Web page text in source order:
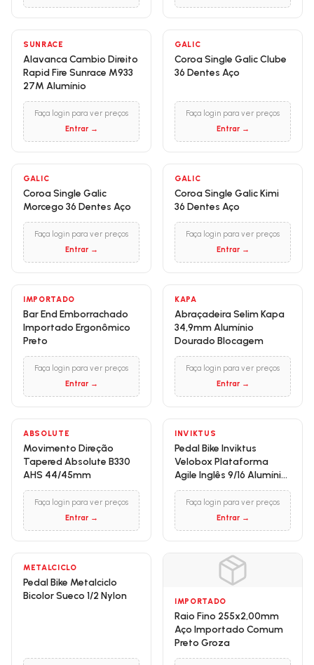
SUNRACE
Alavanca Cambio Direito
Rapid Fire Sunrace M933
27M Alumínio
Faça login para ver preços
Entrar →
GALIC
Coroa Single Galic Clube
36 Dentes Aço
Faça login para ver preços
Entrar →
GALIC
Coroa Single Galic
Morcego 36 Dentes Aço
Faça login para ver preços
Entrar →
GALIC
Coroa Single Galic Kimi
36 Dentes Aço
Faça login para ver preços
Entrar →
IMPORTADO
Bar End Emborrachado
Importado Ergonômico
Preto
Faça login para ver preços
Entrar →
KAPA
Abraçadeira Selim Kapa
34,9mm Alumínio
Dourado Blocagem
Faça login para ver preços
Entrar →
ABSOLUTE
Movimento Direção
Tapered Absolute B330
AHS 44/45mm
Faça login para ver preços
Entrar →
INVIKTUS
Pedal Bike Inviktus
Velobox Plataforma
Agile Inglês 9/16 Alumínio
Preto
Faça login para ver preços
Entrar →
METALCICLO
Pedal Bike Metalciclo
Bicolor Sueco 1/2 Nylon
IMPORTADO
Raio Fino 255x2,00mm
Aço Importado Comum
Preto Groza